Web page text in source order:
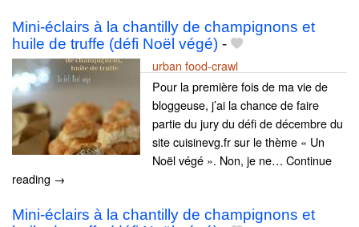
Mini-éclairs à la chantilly de champignons et
huile de truffe (défi Noël végé) -
urban food-crawl
Pour la première fois de ma vie de
bloggeuse, j’ai la chance de faire
partie du jury du défi de décembre du
site cuisinevg.fr sur le thème « Un
Noël végé ». Non, je ne… Continue
reading →
Mini-éclairs à la chantilly de champignons et